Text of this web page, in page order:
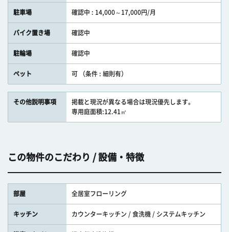
駐車場 確認中 : 14,000～17,000円/月
バイク置き場 確認中
駐輪場 確認中
ペット 可 （条件 : 細則有）
その他説明事項
掲載と現況が異なる場合は現況優先します。
専用庭面積:12.41㎡
この物件のこだわり / 設備・特徴
部屋 全居室フローリング
キッチン カウンターキッチン / 食洗機 / システムキッチン